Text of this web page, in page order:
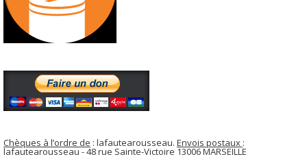
Chèques à l’ordre de : lafautearousseau. Envois postaux :
lafautearousseau - 48 rue Sainte-Victoire 13006 MARSEILLE